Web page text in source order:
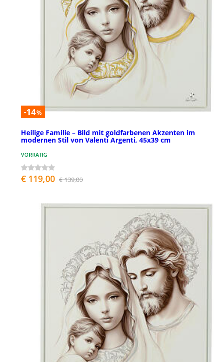
-14%
Heilige Familie – Bild mit goldfarbenen Akzenten im
modernen Stil von Valenti Argenti, 45x39 cm
VORRÄTIG
€ 119,00 € 139,00